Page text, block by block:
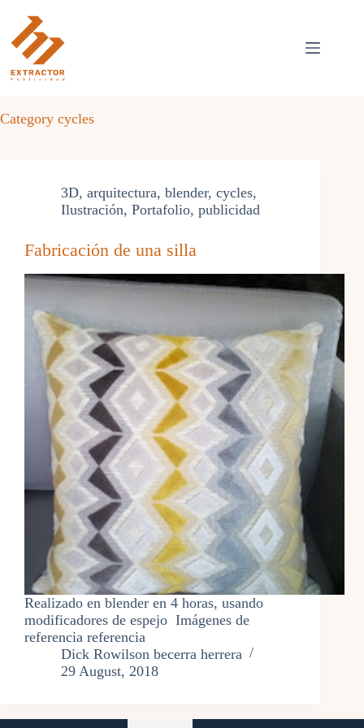
content
Category cycles
3D, arquitectura, blender, cycles,
Ilustración, Portafolio, publicidad
Fabricación de una silla
Realizado en blender en 4 horas, usando
modificadores de espejo Imágenes de
referencia referencia
Dick Rowilson becerra herrera
29 August, 2018